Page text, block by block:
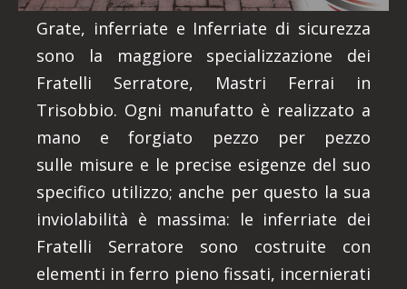
Grate, inferriate e Inferriate di sicurezza
sono la maggiore specializzazione dei
Fratelli Serratore, Mastri Ferrai in
Trisobbio. Ogni manufatto è realizzato a
mano e forgiato pezzo per pezzo
sulle misure e le precise esigenze del suo
specifico utilizzo; anche per questo la sua
inviolabilità è massima: le inferriate dei
Fratelli Serratore sono costruite con
elementi in ferro pieno fissati, incernierati